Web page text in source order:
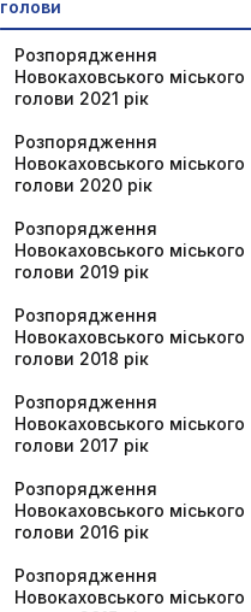
голови
Розпорядження
Новокаховського міського
голови 2021 рік
Розпорядження
Новокаховського міського
голови 2020 рік
Розпорядження
Новокаховського міського
голови 2019 рік
Розпорядження
Новокаховського міського
голови 2018 рік
Розпорядження
Новокаховського міського
голови 2017 рік
Розпорядження
Новокаховського міського
голови 2016 рік
Розпорядження
Новокаховського міського